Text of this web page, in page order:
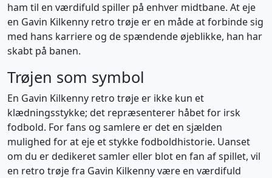
ham til en værdifuld spiller på enhver midtbane. At eje
en Gavin Kilkenny retro trøje er en måde at forbinde sig
med hans karriere og de spændende øjeblikke, han har
skabt på banen.
Trøjen som symbol
En Gavin Kilkenny retro trøje er ikke kun et
klædningsstykke; det repræsenterer håbet for irsk
fodbold. For fans og samlere er det en sjælden
mulighed for at eje et stykke fodboldhistorie. Uanset
om du er dedikeret samler eller blot en fan af spillet, vil
en retro trøje fra Gavin Kilkenny være en værdifuld